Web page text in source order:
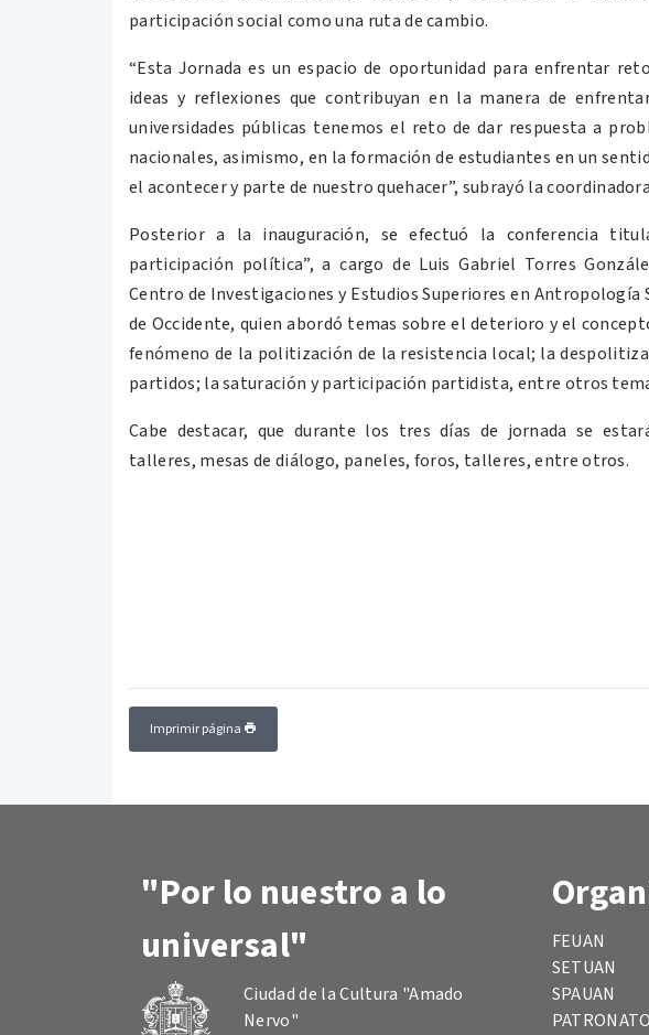
participación social como una ruta de cambio.
“Esta Jornada es un espacio de oportunidad para enfrentar
ideas y reflexiones que contribuyan en la manera de
universidades públicas tenemos el reto de dar respuesta a
nacionales, asimismo, en la formación de estudiantes en un
el acontecer y parte de nuestro quehacer”, subrayó la
Posterior a la inauguración, se efectuó la conferencia
participación política”, a cargo de Luis Gabriel Torres
Centro de Investigaciones y Estudios Superiores en Antropología
de Occidente, quien abordó temas sobre el deterioro y el
fenómeno de la politización de la resistencia local; la
partidos; la saturación y participación partidista, entre otros
Cabe destacar, que durante los tres días de jornada se
talleres, mesas de diálogo, paneles, foros, talleres, entre otros.
Imprimir página
"Por lo nuestro a lo
universal"
Ciudad de la Cultura "Amado
Nervo"
FEUAN
SETUAN
SPAUAN